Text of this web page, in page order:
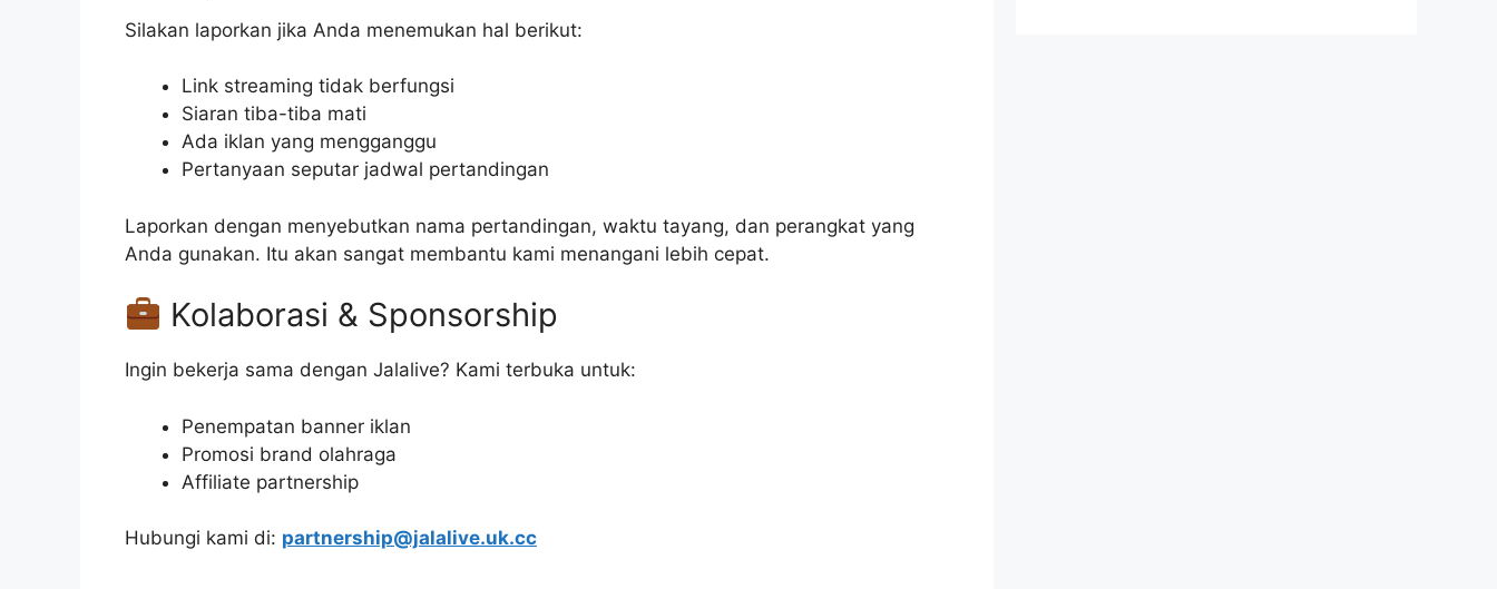
Silakan laporkan jika Anda menemukan hal berikut:
Link streaming tidak berfungsi
Siaran tiba-tiba mati
Ada iklan yang mengganggu
Pertanyaan seputar jadwal pertandingan
Laporkan dengan menyebutkan nama pertandingan, waktu tayang, dan perangkat yang
Anda gunakan. Itu akan sangat membantu kami menangani lebih cepat.
Kolaborasi & Sponsorship
Ingin bekerja sama dengan Jalalive? Kami terbuka untuk:
Penempatan banner iklan
Promosi brand olahraga
Affiliate partnership
Hubungi kami di: partnership@jalalive.uk.cc